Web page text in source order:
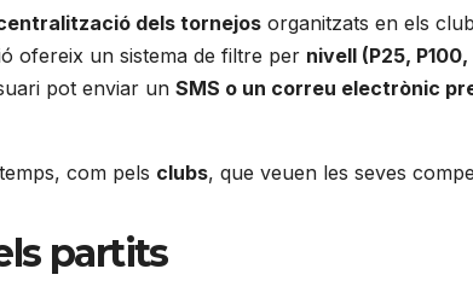
dels tornejos organitzats en els
ofereix un sistema de filtre per nivell (P25,
pot enviar un SMS o un correu electrònic
com pels clubs, que veuen les seves
partits